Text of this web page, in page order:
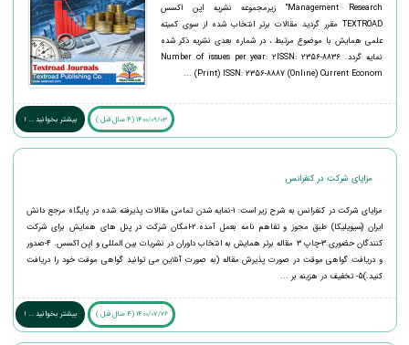
Management Research" زیرمجموعه نشریه اپن اکسس
TEXTROAD مقرر گردید مقالات برتر انتخاب شده از سوی کمیته
علمی همایش با موضوع مرتبط ، در شماره بعدی نشریه ذکر شده
نمایه گردد. Number of issues per year: 2ISSN: 2356-8836
(Print) ISSN: 2356-8887 (Online) Current Econom ...
1400/09/03 (4 سال قبل ) بیشتر بخوانید ... !
مزایای شرکت در کنفرانس
مزایای شرکت در کنفرانس به شرح زیر است: 1-نمایه شدن تمامی مقالات پذیرفته شده در پایگاه مرجع دانش
ایران (سیویلیکا) طبق مجوز و تفاهم نامه بعمل آمده.2-امکان شرکت در پنل های همایش برای شرکت
کنندگان حضوری.3-چاپ 3 مقاله برتر همایش به انتخاب داوران در نشریات بین المللی و اپن اکسس. 4-صدور
و دریافت گواهی موقت در صورت پذیرش مقاله (به صورت آنلاین می توانید گواهی موقت خود را دریافت
کنید.)5- تخفیف در هزینه بر ...
1400/07/26 (4 سال قبل ) بیشتر بخوانید ... !